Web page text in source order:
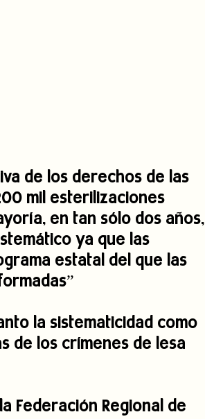
de los derechos de las
mil esterilizaciones
en tan sólo dos años,
ya que las
estatal del que las
la sistematicidad como
de los crímenes de lesa
Federación Regional de